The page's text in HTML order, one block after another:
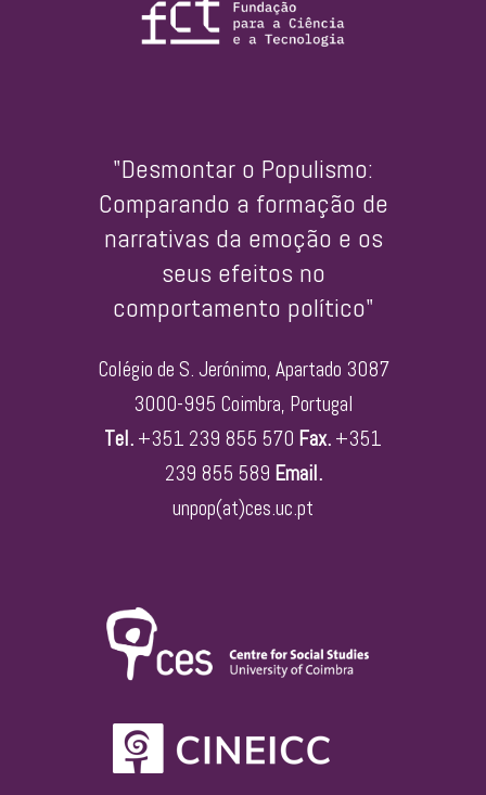
"Desmontar o Populismo:
Comparando a formação de
narrativas da emoção e os
seus efeitos no
comportamento político"
Colégio de S. Jerónimo, Apartado 3087
3000-995 Coimbra, Portugal
Tel. +351 239 855 570 Fax. +351
239 855 589 Email.
unpop(at)ces.uc.pt